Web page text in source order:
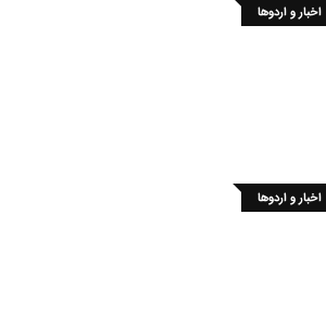
اخبار و اردوها
اخبار و اردوها